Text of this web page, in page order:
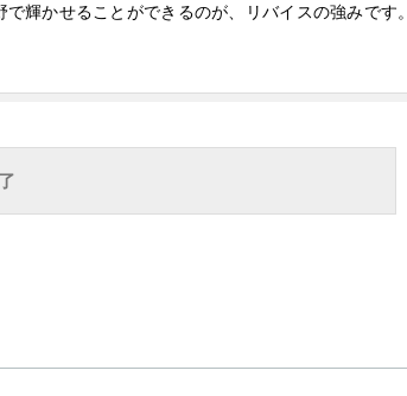
輝かせることができるのが、リバイスの強みです。